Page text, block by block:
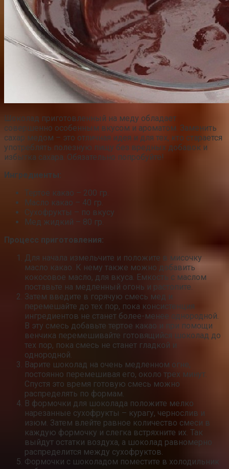
Шоколад приготовленный на меду обладает
совершенно особенным вкусом и ароматом. Заменить
сахар медом – это отличная идея и для тех, кто старается
употреблять полезную пищу без вредных добавок и
избытка сахара. Обязательно попробуйте!
Ингредиенты:
Тертое какао – 200 гр.
Масло какао – 40 гр.
Сухофрукты – по вкусу
Мед жидкий – 80 гр.
Процесс приготовления:
Для начала измельчите и положите в мисочку
масло какао. К нему также можно добавить
кокосовое масло, для вкуса. Емкость с маслом
поставьте на медленный огонь и растопите.
Затем введите в горячую смесь мед и
перемешайте до тех пор, пока консистенция
ингредиентов не станет более-менее однородной.
В эту смесь добавьте тертое какао и при помощи
венчика перемешивайте готовящийся шоколад до
тех пор, пока смесь не станет гладкой и
однородной.
Варите шоколад на очень медленном огне,
постоянно перемешивая его, около трех минут.
Спустя это время готовую смесь можно
распределять по формам.
В формочки для шоколада положите мелко
нарезанные сухофрукты – курагу, чернослив и
изюм. Затем влейте равное количество смеси в
каждую формочку и слегка встряхните их. Так
выйдут остатки воздуха, а шоколад равномерно
распределится между сухофруктов.
Формочки с шоколадом поместите в холодильник